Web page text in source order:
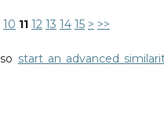
10 11 12 13 14 15 > >>
start an advanced